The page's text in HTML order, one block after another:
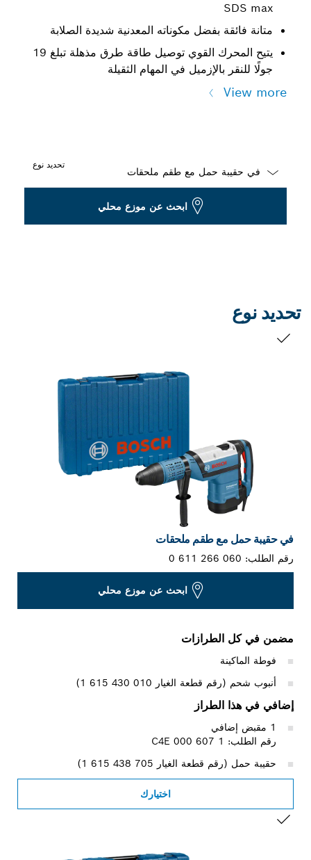
SDS max
متانة فائقة بفضل مكوناته المعدنية شديدة الصلابة
يتيح المحرك القوي توصيل طاقة طرق مذهلة تبلغ 19
جولًا للنقر بالإزميل في المهام الثقيلة
View more
تحديد نوع
ابحث عن موزع محلي
تحديد نوع
في حقيبة حمل مع طقم ملحقات
رقم الطلب:0 611 266 060
ابحث عن موزع محلي
مضمن في كل الطرازات
فوطة الماكينة
أنبوب شحم (رقم قطعة الغيار ‎1 615 430 010)
إضافي في هذا الطراز
رقم الطلب: 1 607 000 C4E
حقيبة حمل (رقم قطعة الغيار ‎1 615 438 705)
اختيارك